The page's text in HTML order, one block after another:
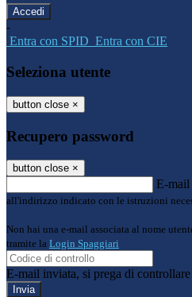
-
Entra con SPID Entra con CIE
Seleziona utente
button close ×
Recupero password
button close ×
E-mail
all'indirizzo indicato con le istruzioni
Non hai una e-mail associata al nome
tramite la Login Spaggiari
E-mail inviata, si prega di